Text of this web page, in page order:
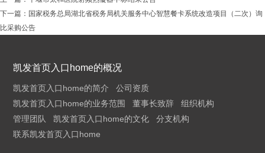
下一篇： 国家税务总局湖北省税务局机关服务中心智慧餐卡系统改造项目（二次）询
比采购公告
凯发首页入口home的概况
凯发首页入口home的简介
公司资质
凯发首页入口home的业务范围
董事长致辞
组织机构
管理团队
凯发首页入口home的文化
分支机构
联系凯发首页入口home